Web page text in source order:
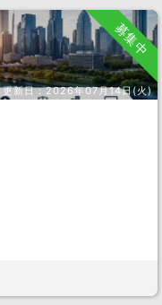
募集中
更新日：2026年07月14日(火)